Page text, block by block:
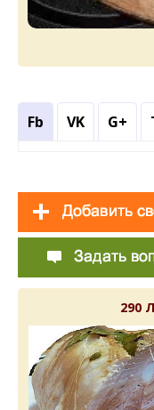
Fb VK G+
290